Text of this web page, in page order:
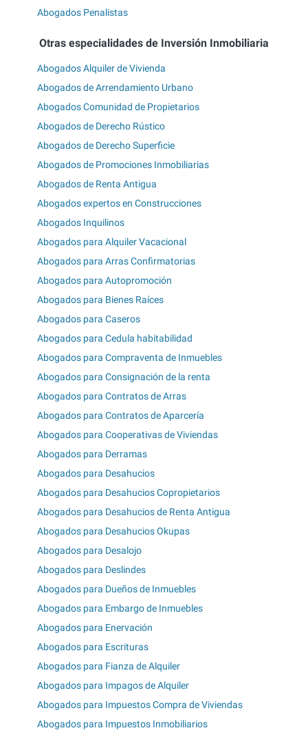
Abogados Penalistas
Otras especialidades de Inversión Inmobiliaria
Abogados Alquiler de Vivienda
Abogados de Arrendamiento Urbano
Abogados Comunidad de Propietarios
Abogados de Derecho Rústico
Abogados de Derecho Superficie
Abogados de Promociones Inmobiliarias
Abogados de Renta Antigua
Abogados expertos en Construcciones
Abogados Inquilinos
Abogados para Alquiler Vacacional
Abogados para Arras Confirmatorias
Abogados para Autopromoción
Abogados para Bienes Raíces
Abogados para Caseros
Abogados para Cedula habitabilidad
Abogados para Compraventa de Inmuebles
Abogados para Consignación de la renta
Abogados para Contratos de Arras
Abogados para Contratos de Aparcería
Abogados para Cooperativas de Viviendas
Abogados para Derramas
Abogados para Desahucios
Abogados para Desahucios Copropietarios
Abogados para Desahucios de Renta Antigua
Abogados para Desahucios Okupas
Abogados para Desalojo
Abogados para Deslindes
Abogados para Dueños de Inmuebles
Abogados para Embargo de Inmuebles
Abogados para Enervación
Abogados para Escrituras
Abogados para Fianza de Alquiler
Abogados para Impagos de Alquiler
Abogados para Impuestos Compra de Viviendas
Abogados para Impuestos Inmobiliarios